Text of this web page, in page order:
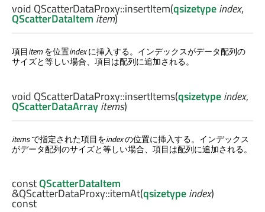
void QScatterDataProxy::insertItem(qsizetypeindex,
QScatterDataItem item)
項目itemを位置indexに挿入する。インデックスがデータ配列の
サイズと等しい場合、項目は配列に追加される。
void QScatterDataProxy::insertItems(qsizetypeindex,
QScatterDataArrayitems)
itemsで指定された項目をindexの位置に挿入する。インデックス
がデータ配列のサイズと等しい場合、項目は配列に追加される。
constQScatterDataItem
&QScatterDataProxy::itemAt(qsizetypeindex)
const